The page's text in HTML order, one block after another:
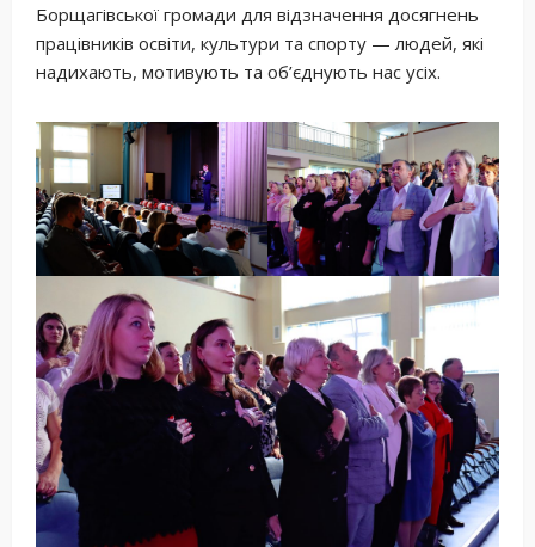
Борщагівської громади для відзначення досягнень
працівників освіти, культури та спорту — людей, які
надихають, мотивують та об’єднують нас усіх.